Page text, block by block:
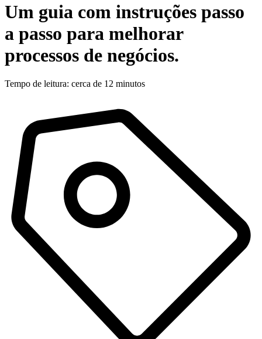
Um guia com instruções passo
a passo para melhorar
processos de negócios.
Tempo de leitura: cerca de 12 minutos